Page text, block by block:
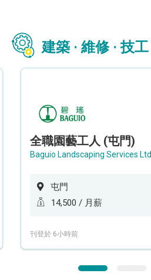
建築 · 維修 · 技工
全職園藝工人 (屯門)
Baguio Landscaping Services Ltd.
屯門
14,500 / 月薪
刊登於 6小時前